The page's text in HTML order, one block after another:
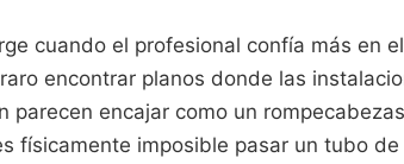
cuando el profesional confía más en
encontrar planos donde las
parecen encajar como un
físicamente imposible pasar un tubo